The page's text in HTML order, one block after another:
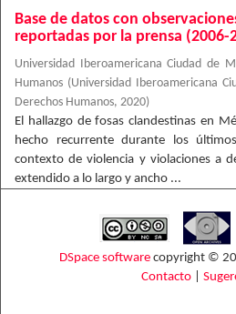
Base de datos con
reportadas por la prensa (2006-
Universidad Iberoamericana Ciudad de
Humanos (Universidad Iberoamericana
Derechos Humanos, 2020)
El hallazgo de fosas clandestinas en
hecho recurrente durante los
contexto de violencia y violaciones a
extendido a lo largo y ancho ...
DSpace software copyright ©
Contacto|